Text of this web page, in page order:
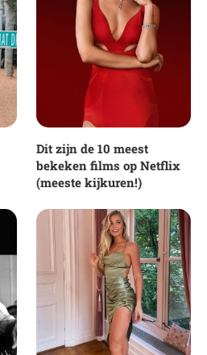
Dit zijn de 10 meest
bekeken films op Netflix
(meeste kijkuren!)